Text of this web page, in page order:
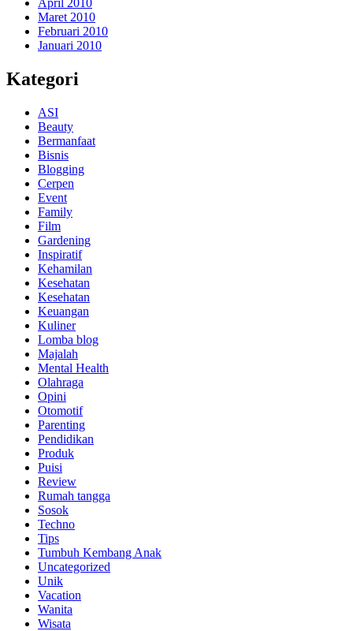
April 2010
Maret 2010
Februari 2010
Januari 2010
Kategori
ASI
Beauty
Bermanfaat
Bisnis
Blogging
Cerpen
Event
Family
Film
Gardening
Inspiratif
Kehamilan
Kesehatan
Kesehatan
Keuangan
Kuliner
Lomba blog
Majalah
Mental Health
Olahraga
Opini
Otomotif
Parenting
Pendidikan
Produk
Puisi
Review
Rumah tangga
Sosok
Techno
Tips
Tumbuh Kembang Anak
Uncategorized
Unik
Vacation
Wanita
Wisata